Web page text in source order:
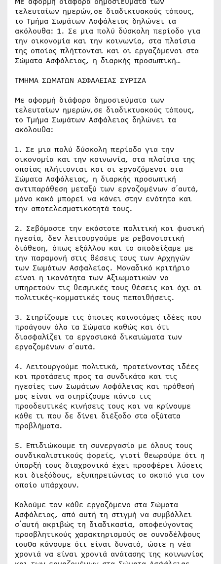
τελευταίων ημερών,σε διαδικτυακούς τόπους,
το Τμήμα Σωμάτων Ασφάλειας δηλώνει τα
ακόλουθα: 1. Σε μια πολύ δύσκολη περίοδο για
την οικονομία και την κοινωνία, στα πλαίσια
της οποίας πλήττονται και οι εργαζόμενοι στα
Σώματα Ασφάλειας, η διαρκής προσωπική…
ΤΜΗΜΑ ΣΩΜΑΤΩΝ ΑΣΦΑΛΕΙΑΣ ΣΥΡΙΖΑ
Με αφορμή διάφορα δημοσιεύματα των
τελευταίων ημερών,σε διαδικτυακούς τόπους,
το Τμήμα Σωμάτων Ασφάλειας δηλώνει τα
ακόλουθα:
1. Σε μια πολύ δύσκολη περίοδο για την
οικονομία και την κοινωνία, στα πλαίσια της
οποίας πλήττονται και οι εργαζόμενοι στα
Σώματα Ασφάλειας, η διαρκής προσωπική
αντιπαράθεση μεταξύ των εργαζομένων σ΄αυτά,
μόνο κακό μπορεί να κάνει στην ενότητα και
την αποτελεσματικότητά τους.
2. Σεβόμαστε την εκάστοτε πολιτική και φυσική
ηγεσία, δεν λειτουργούμε με ρεβανσιστική
διάθεση, όπως εξάλλου και το αποδείξαμε με
την παραμονή στις θέσεις τους των Αρχηγών
των Σωμάτων Ασφαλείας. Μοναδικό κριτήριο
είναι η ικανότητα των Αξιωματικών να
υπηρετούν τις θεσμικές τους θέσεις και όχι οι
πολιτικές-κομματικές τους πεποιθήσεις.
3. Στηρίζουμε τις όποιες καινοτόμες ιδέες που
προάγουν όλα τα Σώματα καθώς και ότι
διασφαλίζει τα εργασιακά δικαιώματα των
εργαζομένων σ΄αυτά.
4. Λειτουργούμε πολιτικά, προτείνοντας ιδέες
και προτάσεις προς τα συνδικάτα και τις
ηγεσίες των Σωμάτων Ασφάλειας και πρόθεσή
μας είναι να στηρίζουμε πάντα τις
προοδευτικές κινήσεις τους και να κρίνουμε
κάθε τι που δε δίνει διέξοδο στα οξύτατα
προβλήματα.
5. Επιδιώκουμε τη συνεργασία με όλους τους
συνδικαλιστικούς φορείς, γιατί θεωρούμε ότι η
ύπαρξή τους διαχρονικά έχει προσφέρει λύσεις
και διεξόδους, εξυπηρετώντας το σκοπό για τον
οποίο υπάρχουν.
Καλούμε τον κάθε εργαζόμενο στα Σώματα
Ασφάλειας, από αυτή τη στιγμή να συμβάλλει
σ΄αυτή ακριβώς τη διαδικασία, αποφεύγοντας
προσβλητικούς χαρακτηρισμούς σε συναδέλφους
τουΘα κάνουμε ότι είναι δυνατό, ώστε η νέα
χρονιά να είναι χρονιά ανάτασης της κοινωνίας